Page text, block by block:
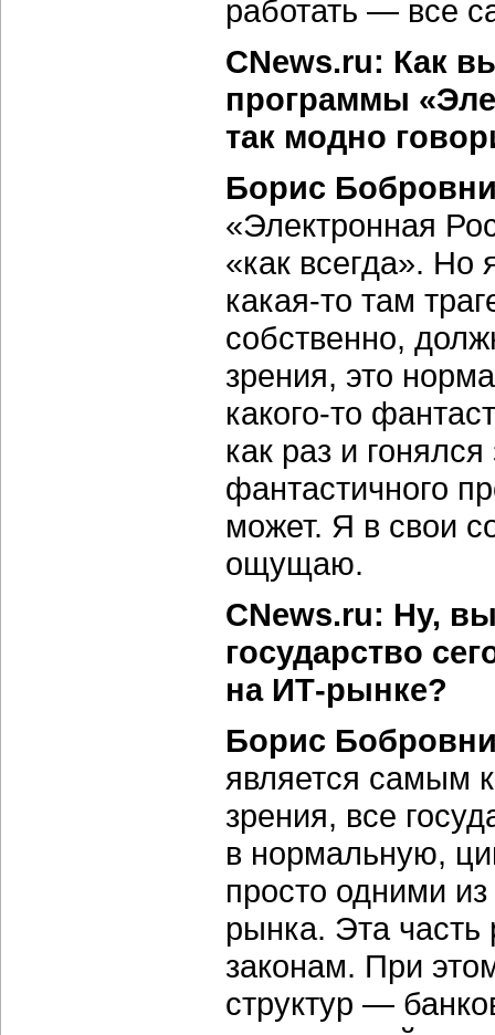
работать — все
CNews.ru: Как
программы
так модно
Борис
«Электронная
«как всегда». Но
какая-то там
собственно,
зрения, это
какого-то
как раз и
фантастичного
может. Я в свои
ощущаю.
CNews.ru: Ну,
государство
на ИТ-рынке?
Борис
является самым
зрения, все
в нормальную,
просто одними
рынка. Эта часть
законам. При
структур —